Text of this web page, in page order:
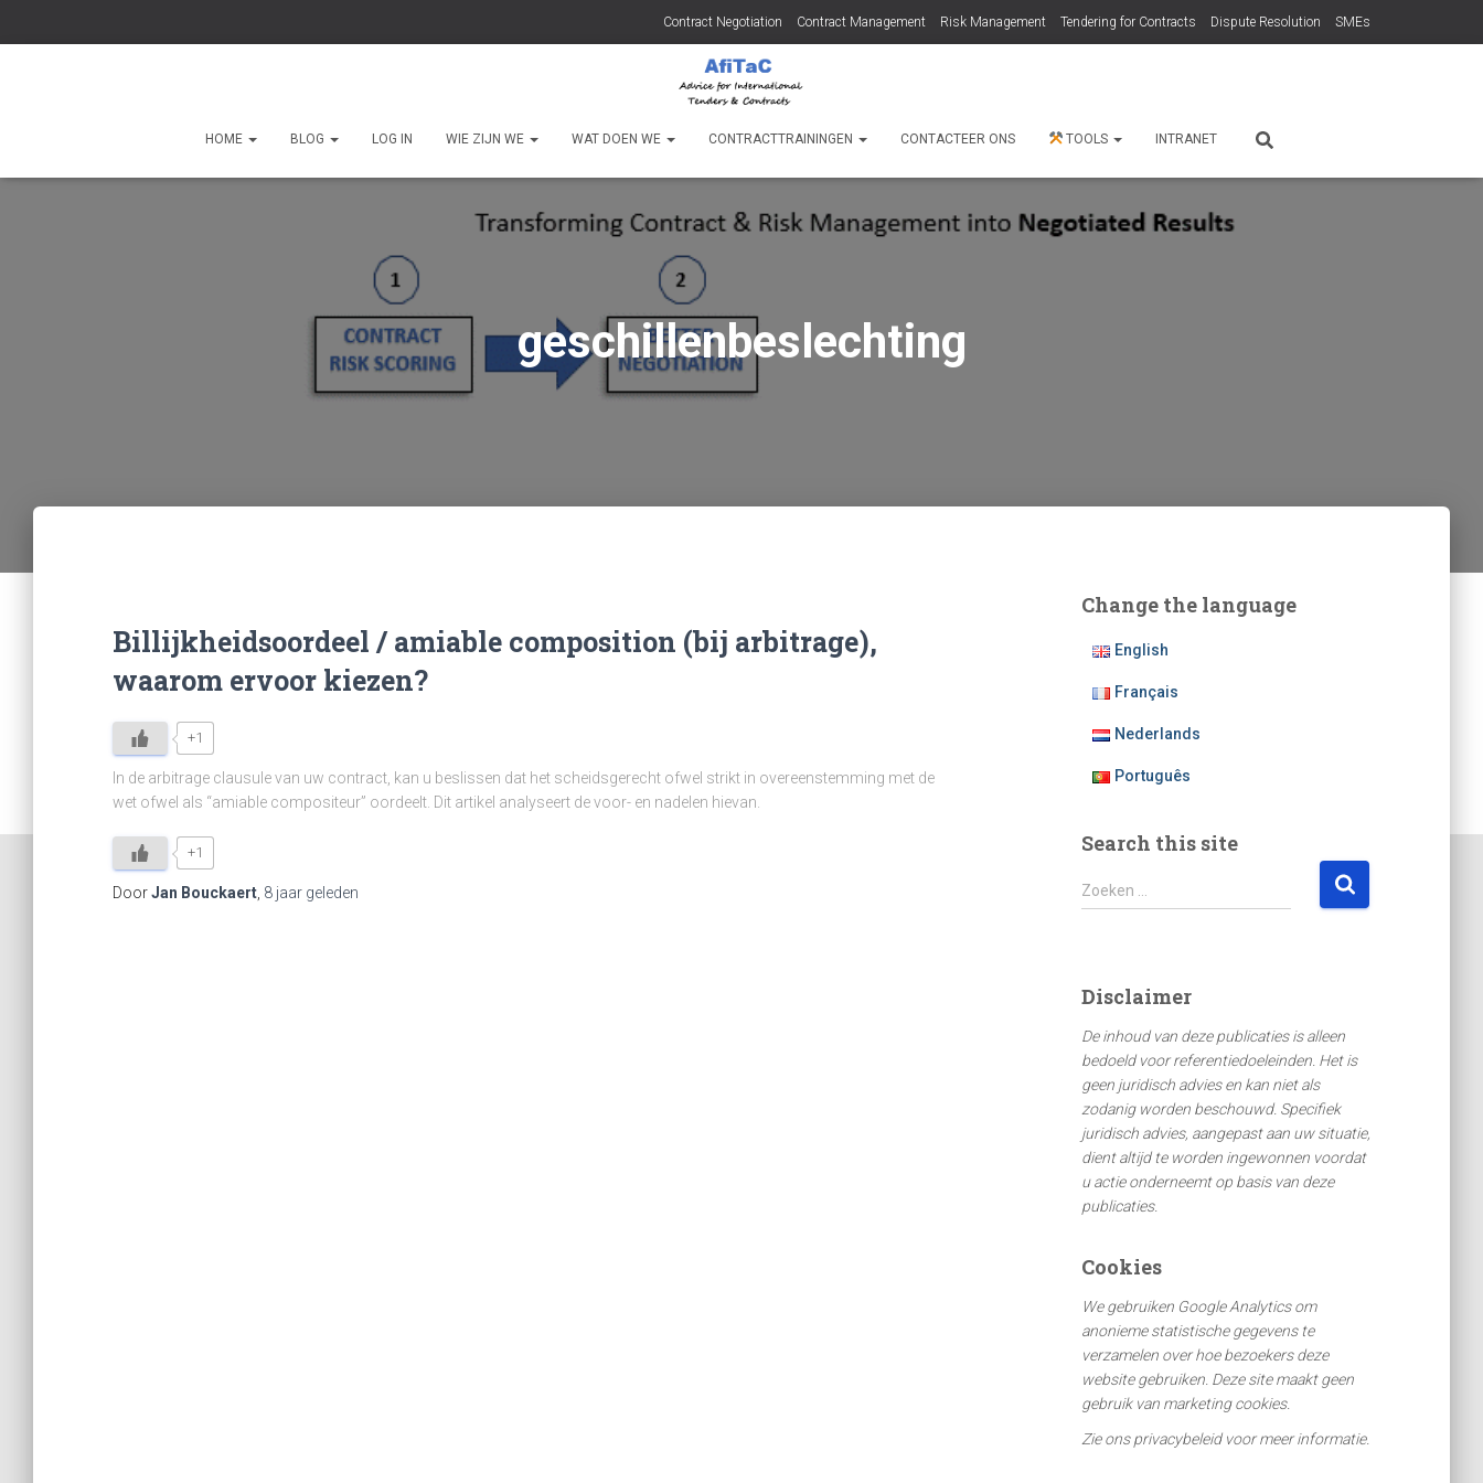
Contract Negotiation Contract Management Risk Management Tendering for Contracts Dispute Resolution SMEs
HOME BLOG LOG IN WIE ZIJN WE WAT DOEN WE CONTRACTTRAININGEN CONTACTEER ONS TOOLS INTRANET
geschillenbeslechting
Billijkheidsoordeel / amiable composition (bij arbitrage),
waarom ervoor kiezen?
+1
In de arbitrage clausule van uw contract, kan u beslissen dat het scheidsgerecht ofwel strikt in overeenstemming met de
wet ofwel als “amiable compositeur” oordeelt. Dit artikel analyseert de voor- en nadelen hievan.
+1
DoorJan Bouckaert 8 jaar geleden
Change the language
English
Français
Nederlands
Português
Search this site
Z
o
n
n
a
Zoeken …
Disclaimer
De inhoud van deze publicaties is alleen
bedoeld voor referentiedoeleinden. Het is
geen juridisch advies en kan niet als
zodanig worden beschouwd. Specifiek
juridisch advies, aangepast aan uw situatie,
dient altijd te worden ingewonnen voordat
u actie onderneemt op basis van deze
publicaties.
Cookies
We gebruiken Google Analytics om
anonieme statistische gegevens te
verzamelen over hoe bezoekers deze
website gebruiken. Deze site maakt geen
gebruik van marketing cookies.
Zie ons privacybeleid voor meer informatie.